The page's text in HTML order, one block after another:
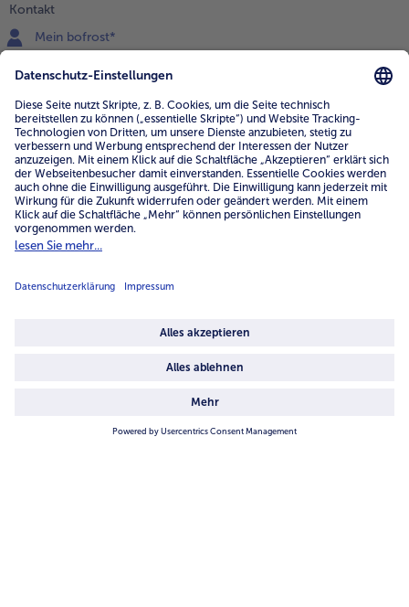
Kontakt
Mein bofrost*
0800 - 000 19 18
Mo.-Fr.: 7-21 Uhr Sa: 8-16 Uhr
Service
Unternehmen
Über uns